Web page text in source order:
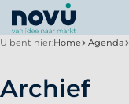
U bent hier:Home Agenda
Archief